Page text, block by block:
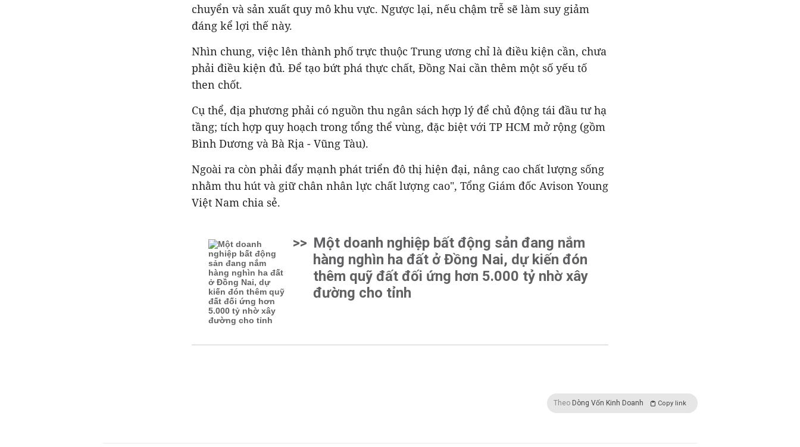
chuyển và sản xuất quy mô khu vực. Ngược lại, nếu chậm trễ sẽ làm suy giảm
đáng kể lợi thế này.
Nhìn chung, việc lên thành phố trực thuộc Trung ương chỉ là điều kiện cần, chưa
phải điều kiện đủ. Để tạo bứt phá thực chất, Đồng Nai cần thêm một số yếu tố
then chốt.
Cụ thể, địa phương phải có nguồn thu ngân sách hợp lý để chủ động tái đầu tư hạ
tầng; tích hợp quy hoạch trong tổng thể vùng, đặc biệt với TP HCM mở rộng (gồm
Bình Dương và Bà Rịa - Vũng Tàu).
Ngoài ra còn phải đẩy mạnh phát triển đô thị hiện đại, nâng cao chất lượng sống
nhằm thu hút và giữ chân nhân lực chất lượng cao", Tổng Giám đốc Avison Young
Việt Nam chia sẻ.
>> Một doanh nghiệp bất động sản đang nắm
hàng nghìn ha đất ở Đồng Nai, dự kiến đón
thêm quỹ đất đối ứng hơn 5.000 tỷ nhờ xây
đường cho tỉnh
Theo Dòng Vốn Kinh Doanh Copy link